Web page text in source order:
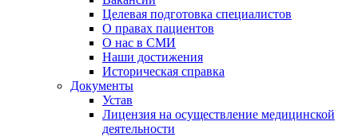
Целевая подготовка специалистов
О правах пациентов
О нас в СМИ
Наши достижения
Историческая справка
Документы
Устав
Лицензия на осуществление медицинской
деятельности